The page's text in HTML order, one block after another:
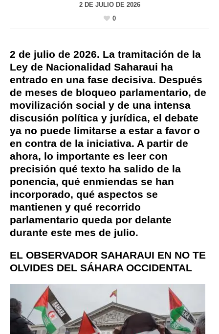
2 DE JULIO DE 2026
0
2 de julio de 2026. La tramitación de la
Ley de Nacionalidad Saharaui ha
entrado en una fase decisiva. Después
de meses de bloqueo parlamentario, de
movilización social y de una intensa
discusión política y jurídica, el debate
ya no puede limitarse a estar a favor o
en contra de la iniciativa. A partir de
ahora, lo importante es leer con
precisión qué texto ha salido de la
ponencia, qué enmiendas se han
incorporado, qué aspectos se
mantienen y qué recorrido
parlamentario queda por delante
durante este mes de julio.
EL OBSERVADOR SAHARAUI EN NO TE
OLVIDES DEL SÁHARA OCCIDENTAL